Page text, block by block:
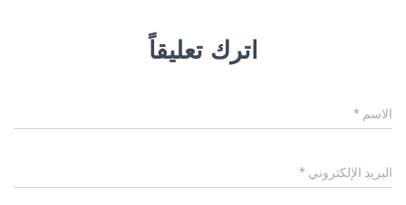
اترك تعليقاً
الاسم *
البريد الإلكتروني *